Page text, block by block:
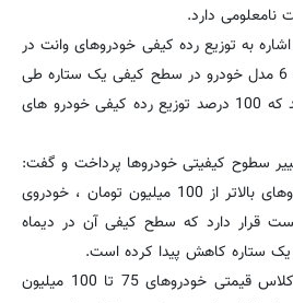
نامعلومی دارد.
به توزیع رده کیفی خودروهای وانت در
مدت مذکور یادآور شد: تعداد 6 مدل خودرو در سطح کیفی یک ستاره طی
دیماه سالجاری قرار گرفته اند که 100 درصد توزیع رده کیفی خودرو های
سطوح کیفیتی خودروها پرداخت و گفت:
در بخش کلاس قیمتی خودروهای بالاتر از 100 میلیون تومان ، خودروی
قرار دارد که سطح کیفی آن در دیماه
وی همچنین یادآور شد: در کلاس قیمتی خودروهای 75 تا 100 میلیون